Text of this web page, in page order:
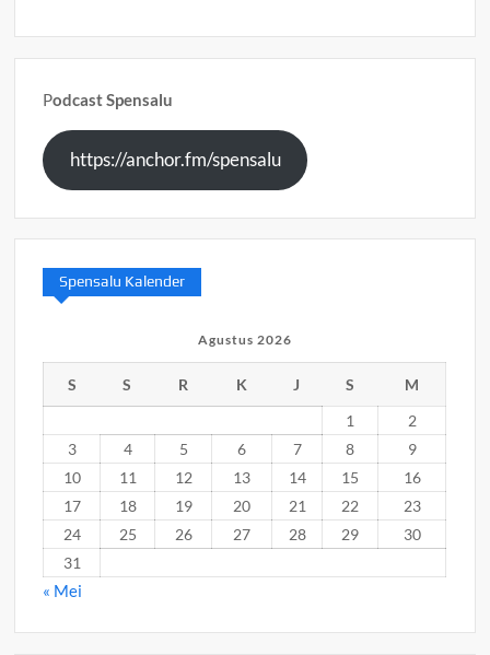
Podcast Spensalu
https://anchor.fm/spensalu
Spensalu Kalender
Agustus 2026
S S R K J S
M
1
2
3
4 5 6 7 8
9
10
11 12 13 14 15
16
17
18 19 20 21 22
23
24
25 26 27 28 29
30
31
« Mei